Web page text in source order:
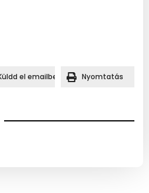
el emailben Nyomtatás